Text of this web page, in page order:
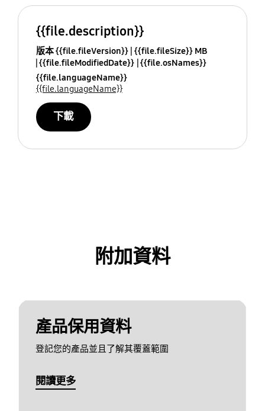
{{file.description}}
版本 {{file.fileVersion}} {{file.fileSize}} MB
{{file.fileModifiedDate}} {{file.osNames}}
{{file.languageName}}
{{file.languageName}}
下載
附加資料
產品保用資料
登記您的產品並且了解其覆蓋範圍
閱讀更多